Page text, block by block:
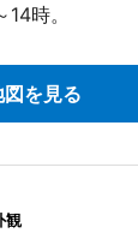
時。
図を見る
観